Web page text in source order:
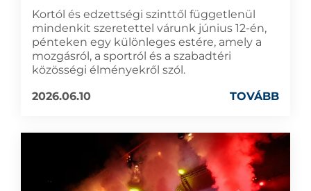
Kortól és edzettségi szinttől függetlenül
mindenkit szeretettel várunk június 12-én,
pénteken egy különleges estére, amely a
mozgásról, a sportról és a szabadtéri
közösségi élményekről szól.
2026.06.10
TOVÁBB